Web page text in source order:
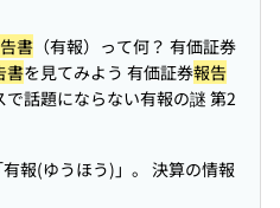
書 （有報）って何？ 有価証券
書を見てみよう 有価証券報告
話題にならない有報の謎 第2
有報(ゆうほう)」。 決算の情報